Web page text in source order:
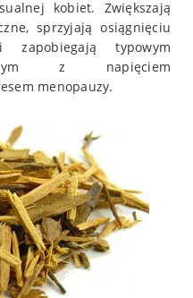
kobiet. Zwiększają
sprzyjają osiągnięciu
zapobiegają typowym
z napięciem
menopauzy.